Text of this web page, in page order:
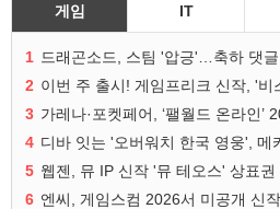
게임 IT
1 드래곤소드, 스팀 '압긍'…축하 댓
2 이번 주 출시! 게임프리크 신작, '비
3 가레나·포켓페어, ‘팰월드 온라인’
4 디바 잇는 '오버워치 한국 영웅', 메
5 웹젠, 뮤 IP 신작 '뮤 테오스' 상표권
6 엔씨, 게임스컴 2026서 미공개 신